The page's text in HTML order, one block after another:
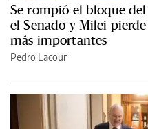
Se rompió el bloque
el Senado y Milei
más importantes
Pedro Lacour